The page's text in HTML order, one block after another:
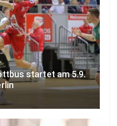
startet am 5.9.